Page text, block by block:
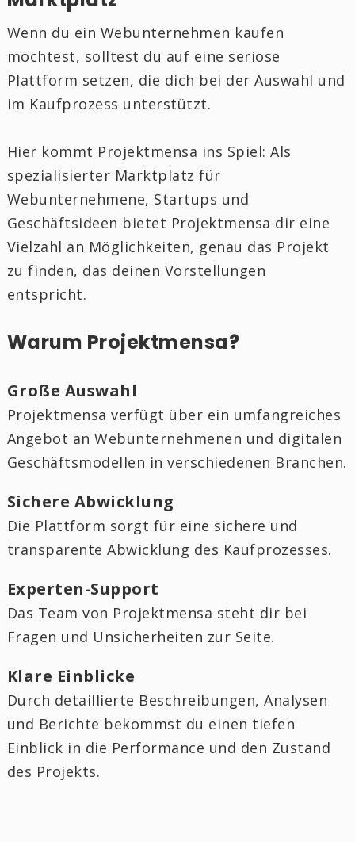
Wenn du ein Webunternehmen kaufen
möchtest, solltest du auf eine seriöse
Plattform setzen, die dich bei der Auswahl und
im Kaufprozess unterstützt.
Hier kommt Projektmensa ins Spiel: Als
spezialisierter Marktplatz für
Webunternehmene, Startups und
Geschäftsideen bietet Projektmensa dir eine
Vielzahl an Möglichkeiten, genau das Projekt
zu finden, das deinen Vorstellungen
entspricht.
Warum Projektmensa?
Große Auswahl
Projektmensa verfügt über ein umfangreiches
Angebot an Webunternehmenen und digitalen
Geschäftsmodellen in verschiedenen Branchen.
Sichere Abwicklung
Die Plattform sorgt für eine sichere und
transparente Abwicklung des Kaufprozesses.
Experten-Support
Das Team von Projektmensa steht dir bei
Fragen und Unsicherheiten zur Seite.
Klare Einblicke
Durch detaillierte Beschreibungen, Analysen
und Berichte bekommst du einen tiefen
Einblick in die Performance und den Zustand
des Projekts.